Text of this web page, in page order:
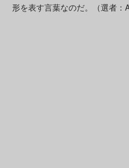
形を表す言葉なのだ。（選者：